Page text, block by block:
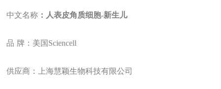
中文名称 ：人表皮角质细胞-新生儿
品 牌：美国Sciencell
供应商：上海慧颖生物科技有限公司